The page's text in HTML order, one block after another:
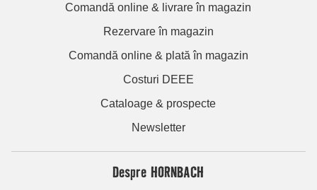
Comandă online & livrare în magazin
Rezervare în magazin
Comandă online & plată în magazin
Costuri DEEE
Cataloage & prospecte
Newsletter
Despre HORNBACH